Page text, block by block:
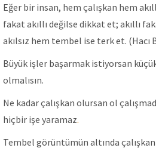
Eğer bir insan, hem çalışkan hem
fakat akıllı değilse dikkat et; akıllı
akılsız hem tembel ise terk et. (Hacı
Büyük işler başarmak istiyorsan
olmalısın.
Ne kadar çalışkan olursan ol
hiçbir işe yaramaz.
Tembel görüntümün altında çalışkan